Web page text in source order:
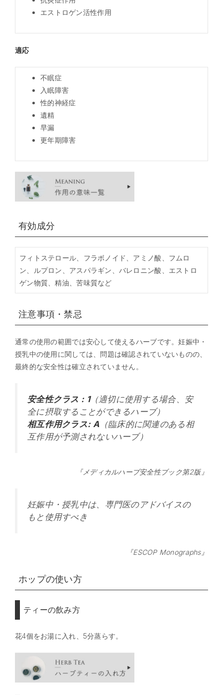
エストロゲン活性作用
適応
不眠症
入眠障害
性的神経症
遺精
早漏
更年期障害
有効成分
フィトステロール、フラボノイド、アミノ酸、フムロ
ン、ルプロン、アスパラギン、バレロニン酸、エストロ
ゲン物質、精油、苦味質など
注意事項・禁忌
通常の使用の範囲では安心して使えるハーブです。妊娠中・
授乳中の使用に関しては、問題は確認されていないものの、
最終的な安全性は確立されていません。
安全性クラス : 1（適切に使用する場合、安
全に摂取することができるハーブ）
相互作用クラス: A （臨床的に関連のある相
互作用が予測されないハーブ）
『メディカルハーブ安全性ブック第2版』
妊娠中・授乳中は、専門医のアドバイスの
もと使用すべき
『ESCOP Monographs』
ホップの使い方
ティーの飲み方
花4個をお湯に入れ、5分蒸らす。